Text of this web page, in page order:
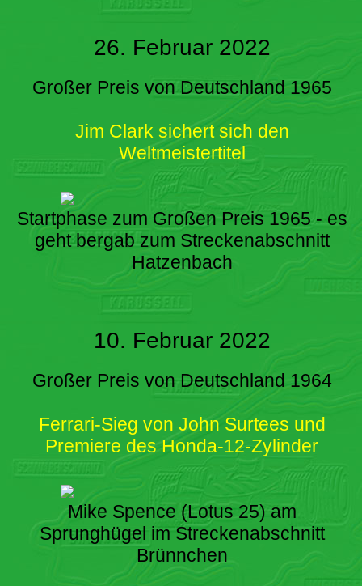
26. Februar 2022
Großer Preis von Deutschland 1965
Jim Clark sichert sich den
Weltmeistertitel
Startphase zum Großen Preis 1965 - es
geht bergab zum Streckenabschnitt
Hatzenbach
10. Februar 2022
Großer Preis von Deutschland 1964
Ferrari-Sieg von John Surtees und
Premiere des Honda-12-Zylinder
Mike Spence (Lotus 25) am
Sprunghügel im Streckenabschnitt
Brünnchen